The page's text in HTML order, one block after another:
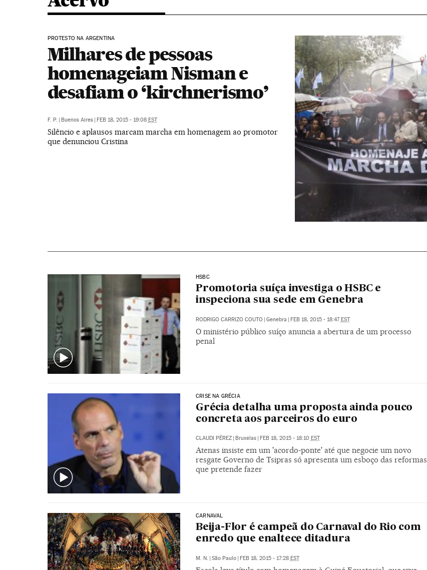
PROTESTO NA ARGENTINA
Milhares de pessoas
homenageiam Nisman e
desafiam o ‘kirchnerismo’
F. P. | Buenos Aires | FEB 18, 2015 - 19:08 EST
Silêncio e aplausos marcam marcha em homenagem ao promotor
que denunciou Cristina
HSBC
Promotoria suíça investiga o HSBC e
inspeciona sua sede em Genebra
RODRIGO CARRIZO COUTO | Genebra | FEB 18, 2015 - 18:47EST
O ministério público suíço anuncia a abertura de um processo
penal
CRISE NA GRÉCIA
Grécia detalha uma proposta ainda pouco
concreta aos parceiros do euro
CLAUDI PÉREZ Bruxelas FEB 18, 2015 - 18:10 EST
Atenas insiste em um 'acordo-ponte' até que negocie um novo
resgate Governo de Tsipras só apresenta um esboço das reformas
que pretende fazer
CARNAVAL
Beija-Flor é campeã do Carnaval do Rio com
enredo que enaltece ditadura
M. N. | São Paulo | FEB 18, 2015 - 17:28 EST